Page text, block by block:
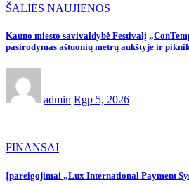
ŠALIES NAUJIENOS
Kauno miesto savivaldybė Festivalį
pasirodymas aštuonių metrų aukštyje ir
admin Rgp 5, 2026
FINANSAI
Įpareigojimai „Lux International Payment